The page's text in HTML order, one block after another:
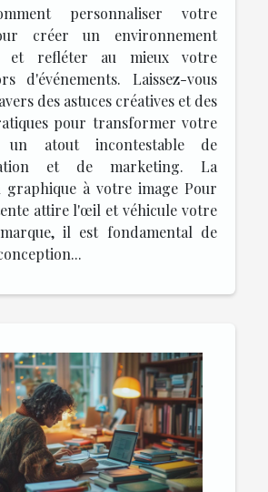
personnaliser votre
créer un environnement
et refléter au mieux votre
d'événements. Laissez-vous
des astuces créatives et des
pour transformer votre
atout incontestable de
et de marketing. La
graphique à votre image Pour
attire l'œil et véhicule votre
il est fondamental de